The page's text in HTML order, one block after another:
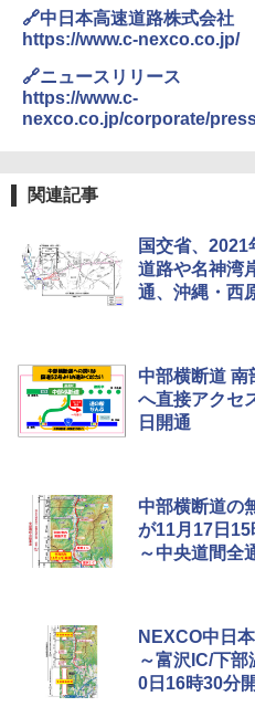
0ml（連続
秒）射程5～
付き ヒグ
関の購入実
防災用品 長
USB充電式
可能 安全ロ
ンパクト多
ア/オフィ
🔗中日本高速道路株式会社
https://www.c-nexco.co.jp/
🔗ニュースリリース
https://www.c-
nexco.co.jp/corporate/
関連記事
国交省、
道路や名神湾
通、沖縄・西
中部横断道 南
へ直接アクセ
日開通
中部横断道の
が11月17日15
～中央道間全
NEXCO中日
～富沢IC/下
0日16時30分